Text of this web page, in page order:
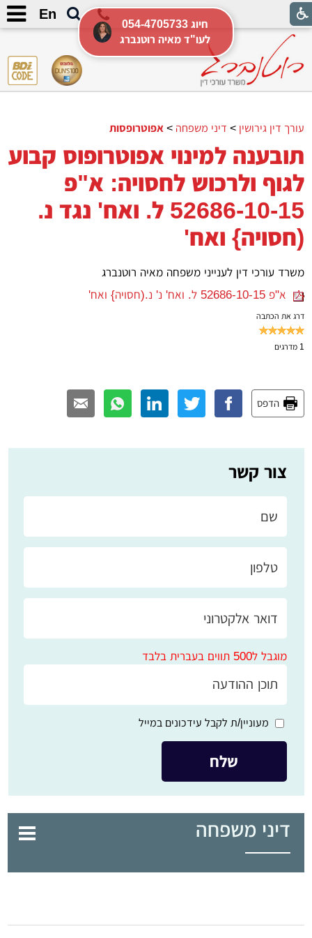
En
צור קשר
מוגבל ל500 תווים בעברית בלבד
מעוניין/ת לקבל עידכונים במייל
דיני משפחה
עורך דין גירושין > דיני משפחה > אפוטרופסות
תובענה למינוי אפוטרופוס קבוע
לגוף ולרכוש לחסויה: א"פ
52686-10-15 ל. ואח' נגד נ.
(חסויה} ואח'
משרד עורכי דין לענייני משפחה מאיה רוטנברג
א"פ 52686-10-15 ל. ואח' נ' נ.(חסויה} ואח'
דרג את הכתבה
1 מדרגים
הדפס
054-4705733 חיוג
לעו"ד מאיה רוטנברג